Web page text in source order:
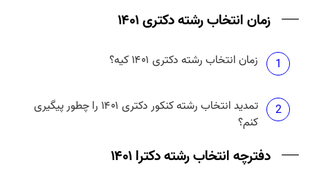
حداکثر تعداد انتخاب رشته دکتری آزاد ۱۴۰۱ چند تا است؟
5
زمان انتخاب رشته دکتری ۱۴۰۱
1 زمان انتخاب رشته دکتری ۱۴۰۱ کیه؟
2
تمدید انتخاب رشته کنکور دکتری ۱۴۰۱ را چطور پیگیری
کنم؟
دفترچه انتخاب رشته دکترا ۱۴۰۱